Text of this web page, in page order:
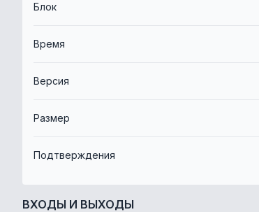
Блок
Время
Версия
Размер
Подтверждения
ВХОДЫ И ВЫХОДЫ